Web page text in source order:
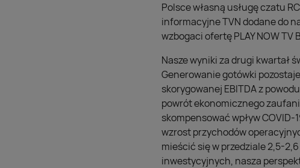
Polsce własną usługę czatu
informacyjne TVN dodane do
wzbogaci ofertę PLAY NOW TV
Nasze wyniki za drugi kwartał
Generowanie gotówki
skorygowanej EBITDA z
powrót ekonomicznego
skompensować wpływ
wzrost przychodów
mieścić się w przedziale 2,5-
inwestycyjnych, nasza